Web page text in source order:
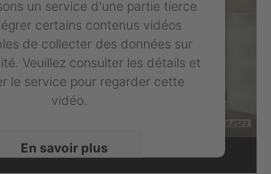
un service d'une partie tierce
certains contenus vidéos
de collecter des données sur
Veuillez consulter les détails et
le service pour regarder cette
vidéo.
En savoir plus